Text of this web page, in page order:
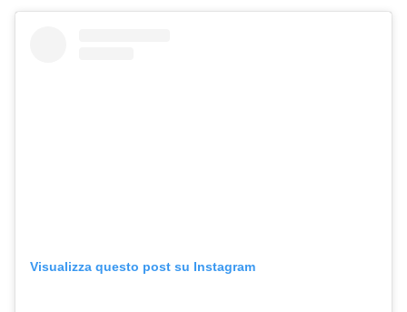
Visualizza questo post su Instagram